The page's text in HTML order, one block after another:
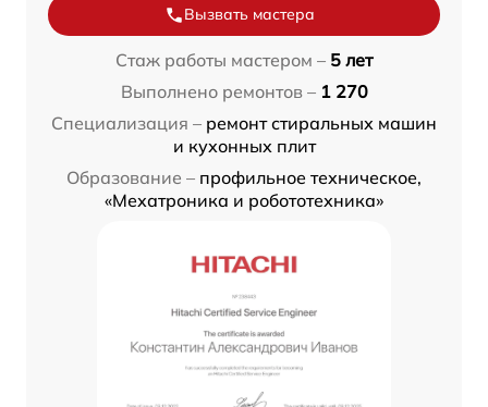
Вызвать мастера
Стаж работы мастером – 5 лет
Выполнено ремонтов – 1 270
Специализация – ремонт стиральных машин
и кухонных плит
Образование – профильное техническое,
«Мехатроника и робототехника»